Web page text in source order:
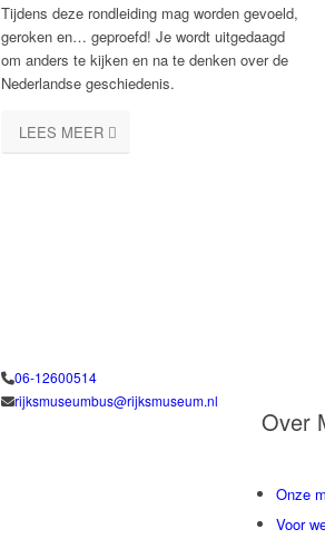
Tijdens deze rondleiding mag worden gevoeld,
geroken en… geproefd! Je wordt uitgedaagd
om anders te kijken en na te denken over de
Nederlandse geschiedenis.
LEES MEER
06-12600514
rijksmuseumbus@rijksmuseum.nl
Over
Onze
Voor